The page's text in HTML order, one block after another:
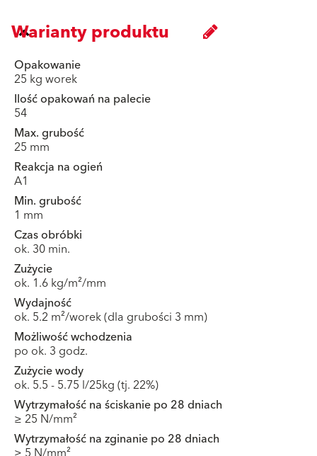
Warianty produktu
Opakowanie
25 kg worek
Ilość opakowań na palecie
54
Max. grubość
25 mm
Reakcja na ogień
A1
Min. grubość
1 mm
Czas obróbki
ok. 30 min.
Zużycie
ok. 1.6 kg/m²/mm
Wydajność
ok. 5.2 m²/worek (dla grubości 3 mm)
Możliwość wchodzenia
po ok. 3 godz.
Zużycie wody
ok. 5.5 - 5.75 l/25kg (tj. 22%)
Wytrzymałość na ściskanie po 28 dniach
≥ 25 N/mm²
Wytrzymałość na zginanie po 28 dniach